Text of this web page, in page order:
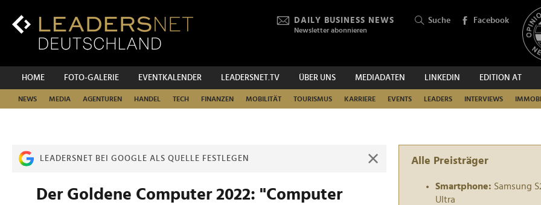
Inhalt
DAILY BUSINESS NEWS
Newsletter abonnieren
Suche Facebook
HOME FOTO-GALERIE EVENTKALENDER LEADERSNET.TV ÜBER UNS MEDIADATEN LINKEDIN EDITION AT
NEWS MEDIA AGENTUREN HANDEL TECH FINANZEN MOBILITÄT TOURISMUS KARRIERE EVENTS LEADERS INTERVIEWS
SUCHEN
LEADERSNET BEI GOOGLE ALS QUELLE FESTLEGEN
Der Goldene Computer 2022: "Computer
Alle Preisträger
Smartphone: Samsung
Ultra